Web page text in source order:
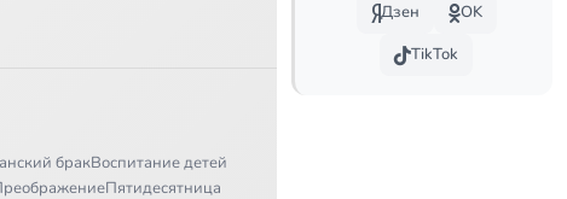
бракВоспитание детей
Пятидесятница
Дзен
OK
TikTok